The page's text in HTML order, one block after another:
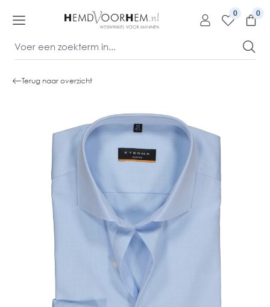
0
Terug naar overzicht